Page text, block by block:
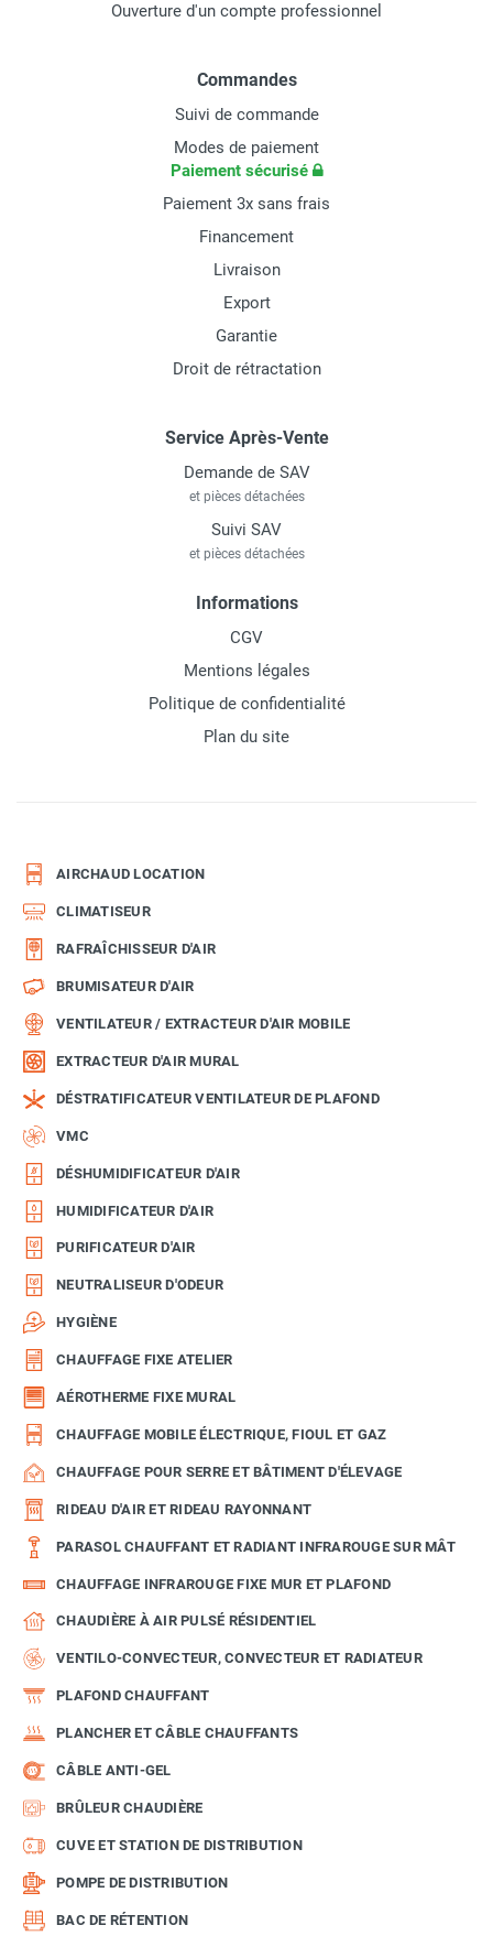
Ouverture d'un compte professionnel
Commandes
Suivi de commande
Modes de paiement
Paiement sécurisé
Paiement 3x sans frais
Financement
Livraison
Export
Garantie
Droit de rétractation
Service Après-Vente
Demande de SAV
et pièces détachées
Suivi SAV
et pièces détachées
Informations
CGV
Mentions légales
Politique de confidentialité
Plan du site
AIRCHAUD LOCATION
CLIMATISEUR
RAFRAÎCHISSEUR D'AIR
BRUMISATEUR D'AIR
VENTILATEUR / EXTRACTEUR D'AIR MOBILE
EXTRACTEUR D'AIR MURAL
DÉSTRATIFICATEUR VENTILATEUR DE PLAFOND
VMC
DÉSHUMIDIFICATEUR D'AIR
HUMIDIFICATEUR D'AIR
PURIFICATEUR D'AIR
NEUTRALISEUR D'ODEUR
HYGIÈNE
CHAUFFAGE FIXE ATELIER
AÉROTHERME FIXE MURAL
CHAUFFAGE MOBILE ÉLECTRIQUE, FIOUL ET GAZ
CHAUFFAGE POUR SERRE ET BÂTIMENT D'ÉLEVAGE
RIDEAU D'AIR ET RIDEAU RAYONNANT
PARASOL CHAUFFANT ET RADIANT INFRAROUGE SUR MÂT
CHAUFFAGE INFRAROUGE FIXE MUR ET PLAFOND
CHAUDIÈRE À AIR PULSÉ RÉSIDENTIEL
VENTILO-CONVECTEUR, CONVECTEUR ET RADIATEUR
PLAFOND CHAUFFANT
PLANCHER ET CÂBLE CHAUFFANTS
CÂBLE ANTI-GEL
BRÛLEUR CHAUDIÈRE
CUVE ET STATION DE DISTRIBUTION
POMPE DE DISTRIBUTION
BAC DE RÉTENTION